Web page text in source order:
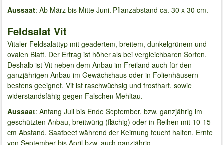
Aussaat: Ab März bis Mitte Juni. Pflanzabstand ca. 30 x 30 cm.
Feldsalat Vit
Vitaler Feldsalattyp mit geadertem, breitem, dunkelgrünem und
ovalen Blatt. Der Ertrag ist höher als bei vergleichbaren Sorten.
Deshalb ist Vit neben dem Anbau im Freiland auch für den
ganzjährigen Anbau im Gewächshaus oder in Folienhäusern
bestens geeignet. Vit ist raschwüchsig und frosthart, sowie
widerstandsfähig gegen Falschen Mehltau.
Aussaat: Anfang Juli bis Ende September, bzw. ganzjährig im
geschützten Anbau, breitwürig (flächig) oder in Reihen mit 10-15
cm Abstand. Saatbeet während der Keimung feucht halten. Ernte
von September bis April bzw. auch ganzjährig.